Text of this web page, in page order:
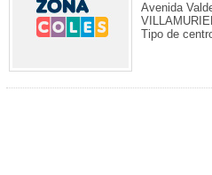
Avenida
Tipo de